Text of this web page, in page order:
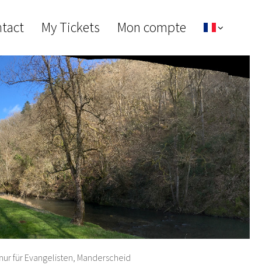
My Tickets Mon compte
für Evangelisten, Manderscheid